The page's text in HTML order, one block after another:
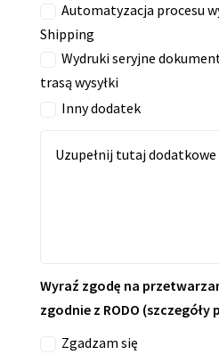
Automatyzacja procesu
Shipping
Wydruki seryjne
trasą wysyłki
Inny dodatek
Wyraź zgodę na
zgodnie z RODO (szczegóły
Zgadzam się